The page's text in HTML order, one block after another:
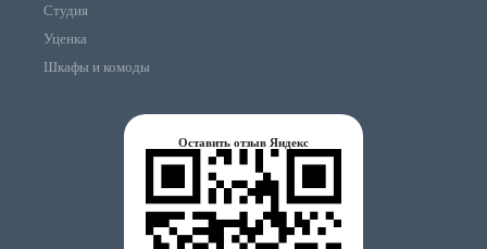
Студия
Уценка
Шкафы и комоды
Оставить отзыв Яндекс